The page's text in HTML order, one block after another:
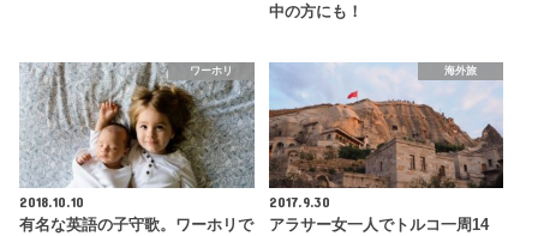
中の方にも！
ワーホリ
2018.10.10
有名な英語の子守歌。ワーホリで
海外旅
2017.9.30
アラサー女一人でトルコ一周14